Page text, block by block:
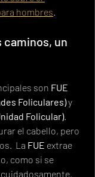
hombres.
caminos, un
son FUE
Foliculares) y
Folicular).
el cabello, pero
La FUE extrae
como si se